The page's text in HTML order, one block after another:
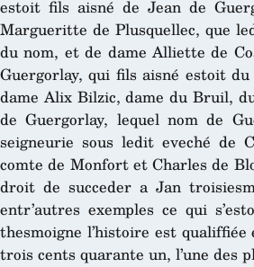
estoit fils aisné de Jean de
Margueritte de Plusquellec, que
du nom, et de dame Alliette de
Guergorlay, qui fils aisné estoit
dame Alix Bilzic, dame du Bruil,
de Guergorlay, lequel nom de
seigneurie sous ledit eveché de
comte de Monfort et Charles de
droit de succeder a Jan
entr’autres exemples ce qui
thesmoigne l’histoire est
trois cents quarante un, l’une des